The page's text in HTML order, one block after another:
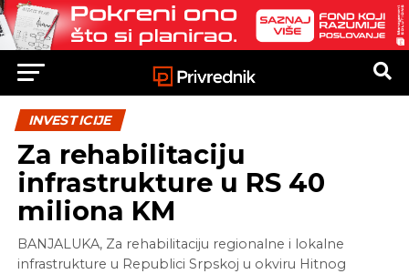
INVESTICIJE
Za rehabilitaciju
infrastrukture u RS 40
miliona KM
BANJALUKA, Za rehabilitaciju regionalne i lokalne
infrastrukture u Republici Srpskoj u okviru Hitnog